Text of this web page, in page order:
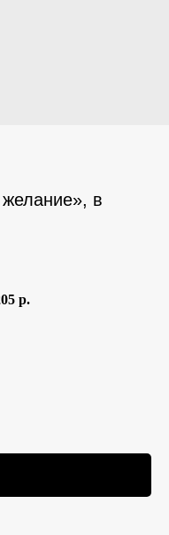
желание», в
р.